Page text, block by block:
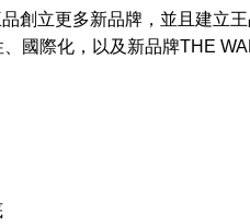
立更多新品牌，並且建立
國際化，以及新品牌THE